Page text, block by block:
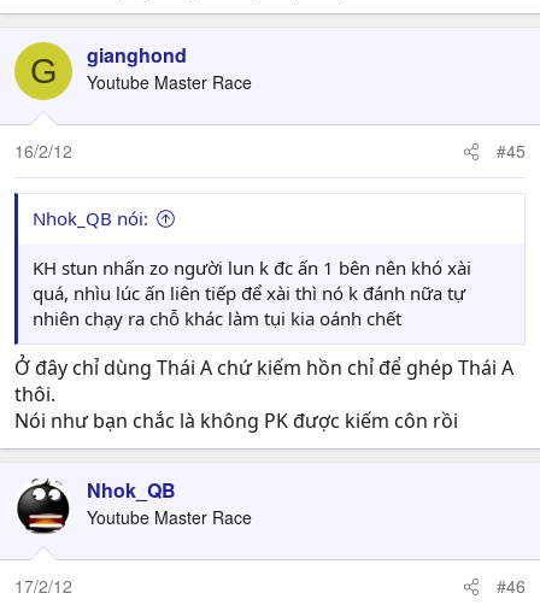
G gianghond
Youtube Master Race
16/2/12 #45
Nhok_QB nói:
KH stun nhấn zo người lun k đc ấn 1 bên nên khó xài
quá, nhìu lúc ấn liên tiếp để xài thì nó k đánh nữa tự
nhiên chạy ra chỗ khác làm tụi kia oánh chết
Ở đây chỉ dùng Thái A chứ kiếm hồn chỉ để ghép Thái A
thôi.
Nói như bạn chắc là không PK được kiếm côn rồi
Nhok_QB
Youtube Master Race
17/2/12 #46